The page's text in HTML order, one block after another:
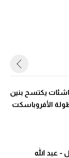
يكتسح بنين
الأفروباسكت
- عبد الله